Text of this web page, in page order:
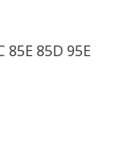
85E 85D 95E